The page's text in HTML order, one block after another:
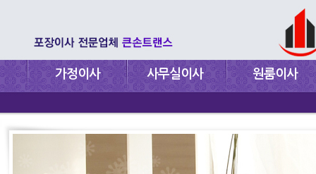
가정이사 사무실이사 원룸이사